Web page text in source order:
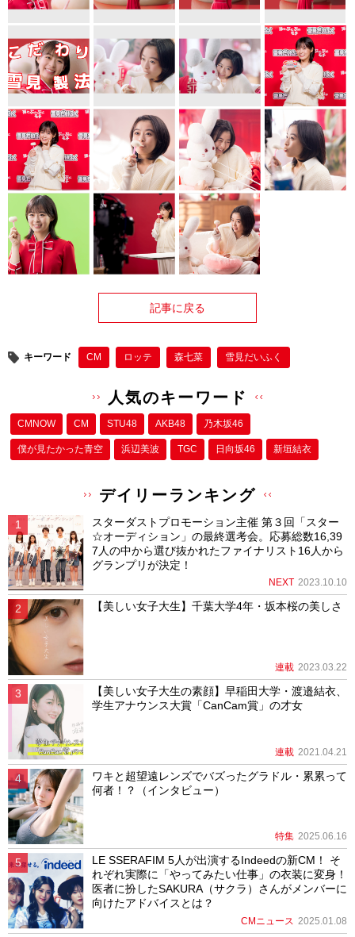
記事に戻る
キーワード CM ロッテ 森七菜 雪見だいふく
人気のキーワード
CMNOW CM STU48 AKB48 乃木坂46
僕が⾒たかった⻘空 浜辺美波 TGC 日向坂46 新垣結衣
デイリーランキング
スターダストプロモーション主催 第３回「スター
☆オーディション」の最終選考会。応募総数16,39
7人の中から選び抜かれたファイナリスト16人から
グランプリが決定！
NEXT 2023.10.10
【美しい女子大生】千葉大学4年・坂本桜の美しさ
連載 2023.03.22
【美しい女子大生の素顔】早稲田大学・渡邉結衣、
学生アナウンス大賞「CanCam賞」の才女
連載 2021.04.21
ワキと超望遠レンズでバズったグラドル・累累って
何者！？（インタビュー）
特集 2025.06.16
LE SSERAFIM 5人が出演するIndeedの新CM！ そ
れぞれ実際に「やってみたい仕事」の衣装に変身！
医者に扮したSAKURA（サクラ）さんがメンバーに
向けたアドバイスとは？
CMニュース 2025.01.08